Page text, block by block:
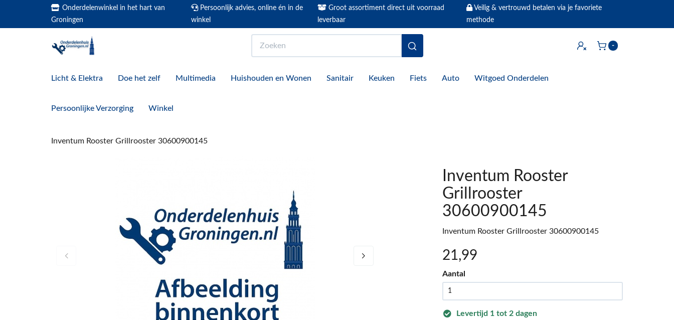
Onderdelenwinkel in het hart van
Groningen
Persoonlijk advies, online én in de
winkel
Groot assortiment direct uit voorraad
leverbaar
Veilig & vertrouwd betalen via je favoriete
methode
Inloggen -
Licht & Elektra Doe het zelf Multimedia Huishouden en Wonen Sanitair Keuken Fiets Auto Witgoed Onderdelen
Persoonlijke Verzorging Winkel
Inventum Rooster Grillrooster 30600900145
Inventum Rooster
Grillrooster
30600900145
Inventum Rooster Grillrooster 30600900145
21,99
Aantal
Levertijd 1 tot 2 dagen